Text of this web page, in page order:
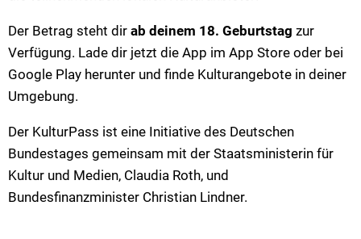
Der Betrag steht dir ab deinem 18. Geburtstag zur
Verfügung. Lade dir jetzt die App im App Store oder bei
Google Play herunter und finde Kulturangebote in deiner
Umgebung.
Der KulturPass ist eine Initiative des Deutschen
Bundestages gemeinsam mit der Staatsministerin für
Kultur und Medien, Claudia Roth, und
Bundesfinanzminister Christian Lindner.